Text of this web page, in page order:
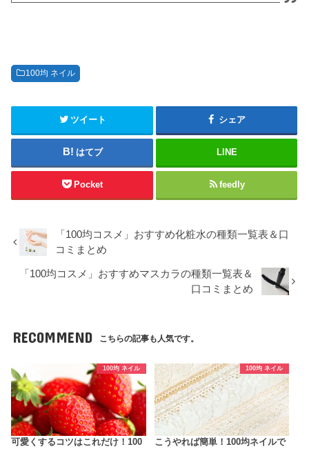
100均 ネイル
ツイート シェア
はてブ LINE
Pocket feedly
「100均コスメ」おすすめ化粧水の種類一覧表＆口
コミまとめ
「100均コスメ」おすすめマスカラの種類一覧表＆
口コミまとめ
RECOMMEND こちらの記事も人気です。
100均 ネイル
可愛くするコツはこれだけ！100
100均 ネイル
こうやれば簡単！100均ネイルで